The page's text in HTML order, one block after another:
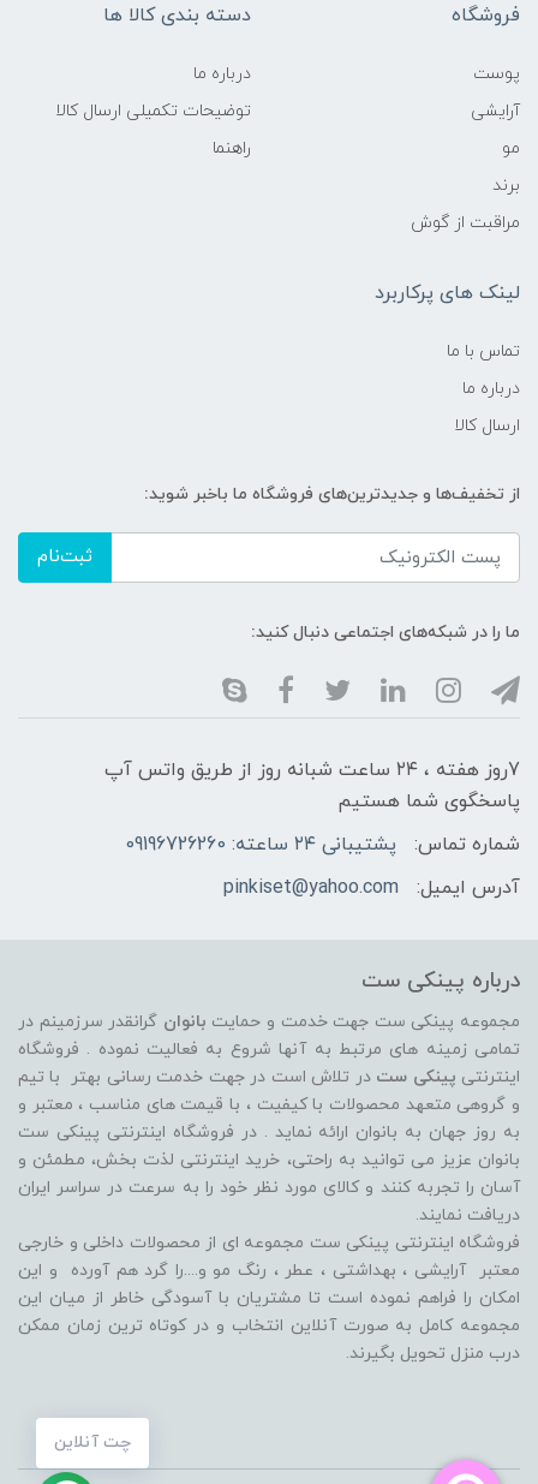
فروشگاه
پوست
آرایشی
مو
برند
مراقبت از گوش
دسته بندی کالا ها
درباره ما
توضیحات تکمیلی ارسال کالا
راهنما
لینک های پرکاربرد
تماس با ما
درباره ما
ارسال کالا
از تخفیف‌ها و جدیدترین‌های فروشگاه ما باخبر شوید:
ثبت‌نام
ما را در شبکه‌های اجتماعی دنبال کنید:
7روز هفته ، ۲۴ ساعت شبانه‌ روز از طریق واتس آپ
پاسخگوی شما هستیم
شماره تماس:
پشتیبانی ۲۴ ساعته: 09196726260
آدرس ایمیل:
pinkiset@yahoo.com
چت آنلاین
درباره پینکی ست
مجموعه پینکی ست جهت خدمت و حمایت بانوان گرانقدر سرزمینم در
تمامی زمینه های مرتبط به آنها شروع به فعالیت نموده . فروشگاه
اینترنتی پینکی ست در تلاش است در جهت خدمت رسانی بهتر با تیم
و گروهی متعهد محصولات با کیفیت ، با قیمت های مناسب ، معتبر و
به روز جهان به بانوان ارائه نماید . در فروشگاه اینترنتی پینکی ست
بانوان عزیز می توانيد به راحتی، خرید اینترنتی لذت بخش، مطمئن و
آسان را تجربه کنند و کالای مورد نظر خود را به سرعت در سراسر ایران
دریافت نمایند.
فروشگاه اینترنتی پینکی ست مجموعه ای از محصولات داخلی و خارجی
معتبر آرایشی ، بهداشتی ، عطر ، رنگ مو و....را گرد هم آورده و اين
امکان را فراهم نموده است تا مشتريان با آسودگی خاطر از ميان اين
مجموعه کامل به صورت آنلاين انتخاب و در کوتاه ترين زمان ممکن
درب منزل تحویل بگیرند.